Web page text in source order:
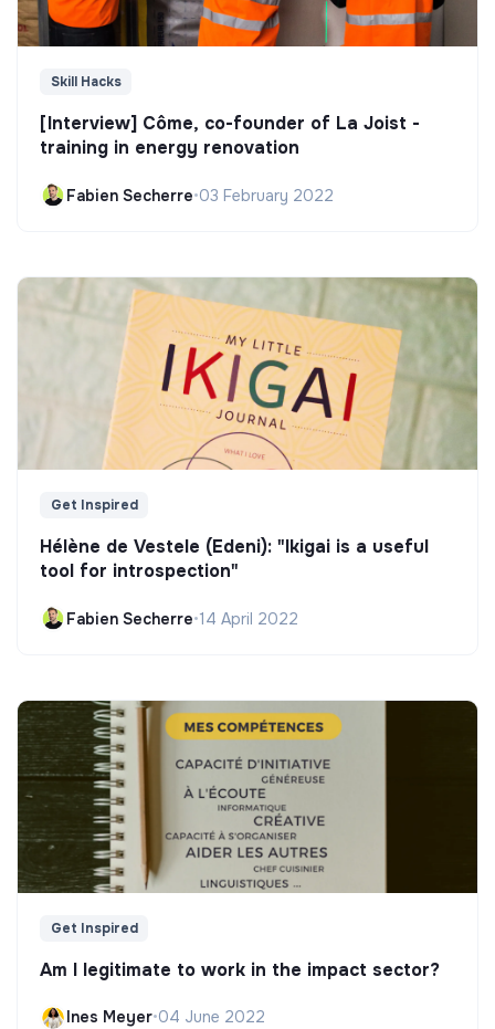
Skill Hacks
[Interview] Côme, co-founder of La Joist -
training in energy renovation
Fabien Secherre•03 February 2022
Get Inspired
Hélène de Vestele (Edeni): "Ikigai is a useful
tool for introspection"
Fabien Secherre•14 April 2022
Get Inspired
Am I legitimate to work in the impact sector?
Ines Meyer•04 June 2022